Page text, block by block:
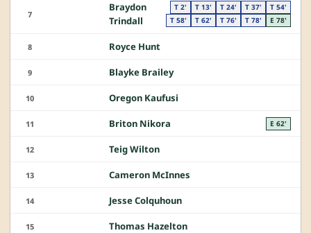
7
Braydon
Trindall
T 2' T 13' T 24' T 37'
T 54'
T 58'
T 62' T 76' T 78' E 78'
8 Royce Hunt
9 Blayke Brailey
10 Oregon Kaufusi
11 Briton Nikora E 62'
12 Teig Wilton
13 Cameron McInnes
14 Jesse Colquhoun
15 Thomas Hazelton